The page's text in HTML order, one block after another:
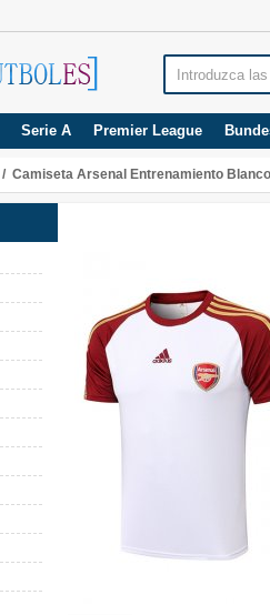
Serie A Premier League
/ Camiseta Arsenal Entrenamiento